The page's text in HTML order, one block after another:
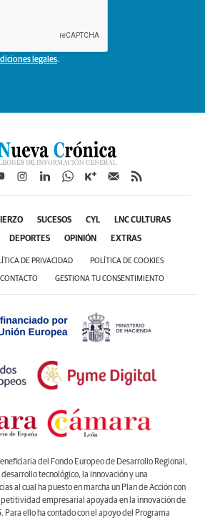
legales.
SUCESOS CYL LNC CULTURAS
DEPORTES OPINIÓN EXTRAS
DE PRIVACIDAD POLÍTICA DE COOKIES
CONTACTO GESTIONA TU CONSENTIMIENTO
del Fondo Europeo de Desarrollo Regional,
tecnológico, la innovación y una
al cual ha puesto en marcha un Plan de Acción con
empresarial apoyada en la innovación de
Para ello ha contado con el apoyo del Programa